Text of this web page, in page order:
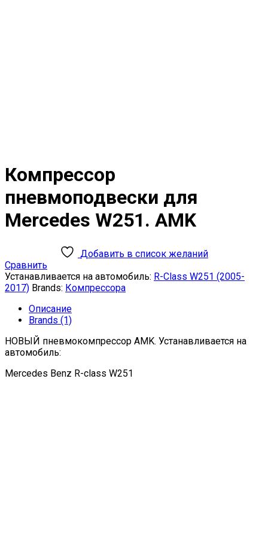
Компрессор
пневмоподвески для
Mercedes W251. AMK
Добавить в список желаний
Сравнить
Устанавливается на автомобиль: R-Class W251 (2005-
2017) Brands: Компрессора
Описание
Brands (1)
НОВЫЙ пневмокомпрессор AMK. Устанавливается на
автомобиль:
Mercedes Benz R-class W251